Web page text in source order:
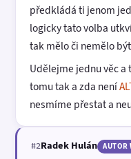
předkládá ti jenom
logicky tato volba
tak mělo či nemělo
Udělejme jednu věc a
tomu tak a zda není
nesmíme přestat a
#2Radek Hulán AUTOR